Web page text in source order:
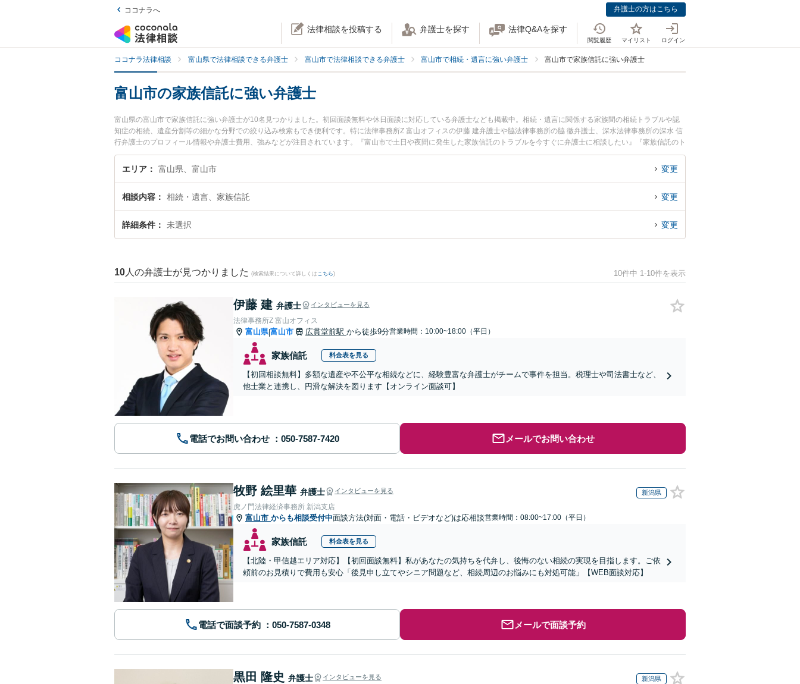
ココナラへ 弁護士の方はこちら
法律相談を投稿する 弁護士を探す 法律Q&Aを探す
閲覧履歴 マイリスト ログイン
ココナラ法律相談 富山県で法律相談できる弁護士 富山市で法律相談できる弁護士 富山市で相続・遺言に強い弁護士 富山市で家族信託に強い弁護士
富山市の家族信託に強い弁護士
富山県の富山市で家族信託に強い弁護士が10名見つかりました。初回面談無料や休日面談に対応している弁護士なども掲載中。相続・遺言に関係する家族間の相続トラブルや認
知症の相続、遺産分割等の細かな分野での絞り込み検索もでき便利です。特に法律事務所Z 富山オフィスの伊藤 建弁護士や脇法律事務所の脇 徹弁護士、深水法律事務所の深水 信
行弁護士のプロフィール情報や弁護士費用、強みなどが注目されています。『富山市で土日や夜間に発生した家族信託のトラブルを今すぐに弁護士に相談したい』『家族信託のト
ラブル解決の実績豊富な近くの弁護士を検索したい』『初回相談無料で家族信託を法律相談できる富山市内の弁護士に相談予約したい』などでお困りの相談者さんにおすすめで
す。エリア 富山県、富山市 変更
相談内容 相続・遺言、家族信託 変更
詳細条件 未選択 変更
10 人の弁護士が見つかりました (検索結果について詳しくは こちら) 10件中 1-10件を表示
伊藤 建 弁護士 インタビューを見る
法律事務所Z 富山オフィス
富山県|富山市 広貫堂前駅 から徒歩9分営業時間：10:00~18:00（平日）
家族信託 料金表を見る
【初回相談無料】多額な遺産や不公平な相続などに、経験豊富な弁護士がチームで事件を担当。税理士や司法書士など、
他士業と連携し、円滑な解決を図ります【オンライン面談可】
電話でお問い合わせ メールでお問い合わせ
牧野 絵里華 弁護士 インタビューを見る 新潟県
虎ノ門法律経済事務所 新潟支店
富山市 からも相談受付中面談方法(対面・電話・ビデオなど)は応相談営業時間：08:00~17:00（平日）
家族信託 料金表を見る
【北陸・甲信越エリア対応】【初回面談無料】私があなたの気持ちを代弁し、後悔のない相続の実現を目指します。ご依
頼前のお見積りで費用も安心「後見申し立てやシニア問題など、相続周辺のお悩みにも対処可能」【WEB面談対応】
電話で面談予約 メールで面談予約
黒田 隆史 弁護士 インタビューを見る 新潟県